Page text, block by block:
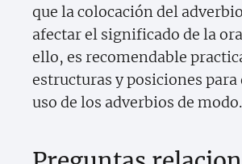
que la colocación del
afectar el significado de la
ello, es recomendable
estructuras y posiciones
uso de los adverbios de modo.